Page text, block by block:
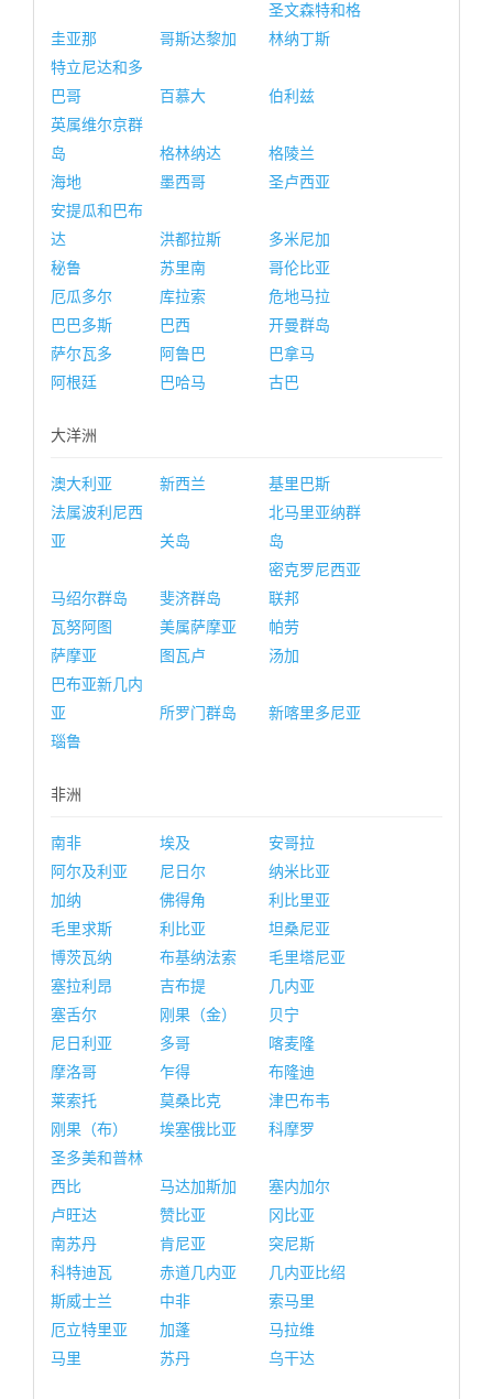
圭亚那 哥斯达黎加
圣文森特和格
林纳丁斯
特立尼达和多
巴哥
百慕大
伯利兹
英属维尔京群
岛
格林纳达
格陵兰
海地
墨西哥
圣卢西亚
安提瓜和巴布
达
洪都拉斯
多米尼加
秘鲁
苏里南
哥伦比亚
厄瓜多尔
库拉索
危地马拉
巴巴多斯
巴西
开曼群岛
萨尔瓦多
阿鲁巴
巴拿马
阿根廷
巴哈马 古巴
大洋洲
澳大利亚 新西兰
基里巴斯
法属波利尼西
亚
关岛
北马里亚纳群
岛
马绍尔群岛 斐济群岛
密克罗尼西亚
联邦
瓦努阿图
美属萨摩亚
帕劳
萨摩亚
图瓦卢
汤加
巴布亚新几内
亚
所罗门群岛
新喀里多尼亚
瑙鲁
非洲
南非 埃及
安哥拉
阿尔及利亚
尼日尔
纳米比亚
加纳
佛得角
利比里亚
毛里求斯
利比亚
坦桑尼亚
博茨瓦纳
布基纳法索
毛里塔尼亚
塞拉利昂
吉布提
几内亚
塞舌尔
刚果（金）
贝宁
尼日利亚
多哥
喀麦隆
摩洛哥
乍得
布隆迪
莱索托
莫桑比克
津巴布韦
刚果（布）
埃塞俄比亚
科摩罗
圣多美和普林
西比
马达加斯加
塞内加尔
卢旺达
赞比亚
冈比亚
南苏丹
肯尼亚
突尼斯
科特迪瓦
赤道几内亚
几内亚比绍
斯威士兰
中非
索马里
厄立特里亚
加蓬
马拉维
马里
苏丹 乌干达